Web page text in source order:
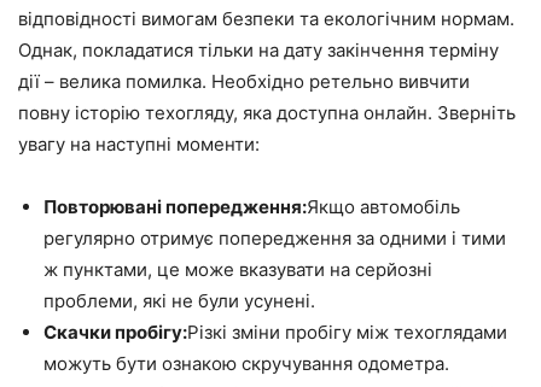
відповідності вимогам безпеки та екологічним нормам.
Однак, покладатися тільки на дату закінчення терміну
дії – велика помилка. Необхідно ретельно вивчити
повну історію техогляду, яка доступна онлайн. Зверніть
увагу на наступні моменти:
Повторювані попередження:Якщо автомобіль
регулярно отримує попередження за одними і тими
ж пунктами, це може вказувати на серйозні
проблеми, які не були усунені.
Скачки пробігу:Різкі зміни пробігу між техоглядами
можуть бути ознакою скручування одометра.